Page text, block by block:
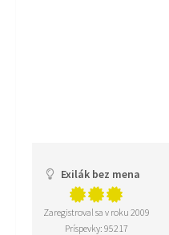
Exilák bez mena
Zaregistroval sa v roku 2009
Príspevky: 95217